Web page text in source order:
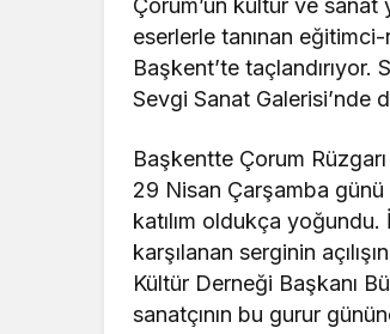
Çorum’un kültür ve
eserlerle tanınan
Başkent’te
Sevgi Sanat Galerisi’nde
Başkentte Çorum
29 Nisan Çarşamba günü
katılım oldukça
karşılanan serginin
Kültür Derneği Başkanı
sanatçının bu gurur